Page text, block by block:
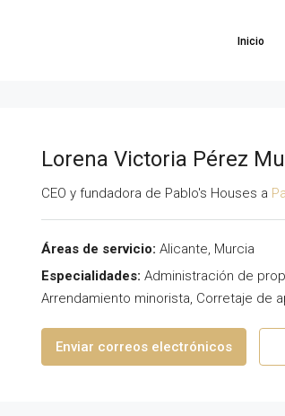
Inicio
Lorena Victoria Pérez
CEO y fundadora de Pablo's Houses a
Áreas de servicio: Alicante, Murcia
Especialidades: Administración de
Arrendamiento minorista, Corretaje de
Enviar correos electrónicos